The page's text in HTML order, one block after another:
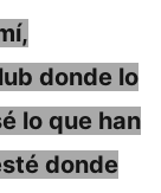
donde lo
lo que han
donde